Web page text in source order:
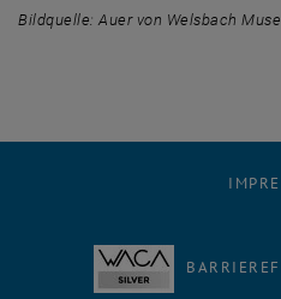
Bildquelle: Auer von Welsbach